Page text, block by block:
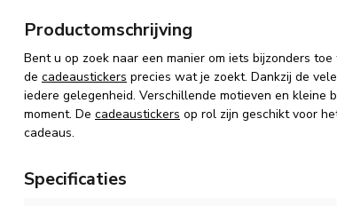
Productomschrijving
Bent u op zoek naar een manier om iets bijzonders
de cadeaustickers precies wat je zoekt. Dankzij de
iedere gelegenheid. Verschillende motieven en kleine
moment. De cadeaustickers op rol zijn geschikt voor
cadeaus.
Specificaties